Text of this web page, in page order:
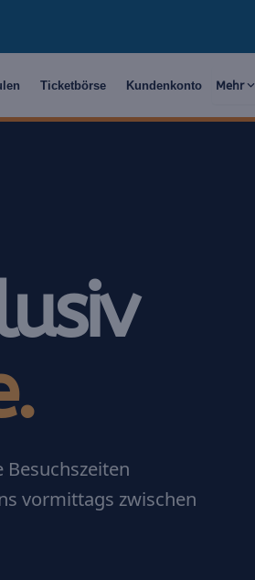
Ticketbörse Kundenkonto Mehr
vormittags zwischen